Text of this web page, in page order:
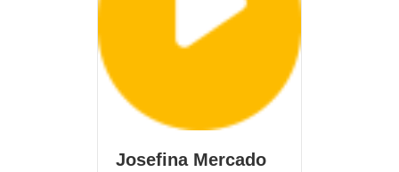
Josefina Mercado